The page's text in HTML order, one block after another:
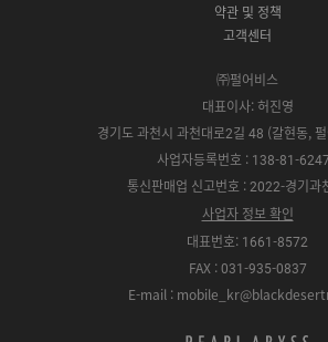
약관 및 정책
고객센터
㈜펄어비스
대표이사: 허진영
경기도 과천시 과천대로2길 48 (갈현동,
사업자등록번호 : 138-81-
통신판매업 신고번호 : 2022-경기과
사업자 정보 확인
대표번호: 1661-8572
FAX : 031-935-0837
E-mail :